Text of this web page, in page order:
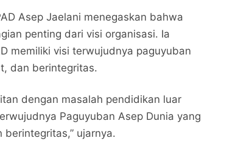
Asep Jaelani menegaskan bahwa
penting dari visi organisasi. Ia
memiliki visi terwujudnya paguyuban
dan berintegritas.
dengan masalah pendidikan luar
Paguyuban Asep Dunia yang
ujarnya.